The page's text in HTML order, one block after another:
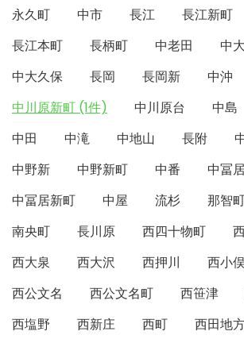
永久町
中市 長江 長江新町
長江本町
長柄町 中老田
中
中大久保
長岡 長岡新 中沖
中川原新町 (1件)
中川原台 中島
中田
中滝 中地山 長附
中野新
中野新町 中番
中冨
中冨居新町
中屋 流杉 那智
南央町
長川原 西四十物町
西大泉
西大沢 西押川 西小
西公文名
西公文名町 西笹津
西塩野
西新庄 西町
西田地